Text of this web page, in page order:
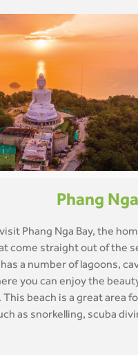
Phang
visit Phang Nga Bay, the
come straight out of the
has a number of lagoons,
you can enjoy the
This beach is a great area
as snorkelling, scuba